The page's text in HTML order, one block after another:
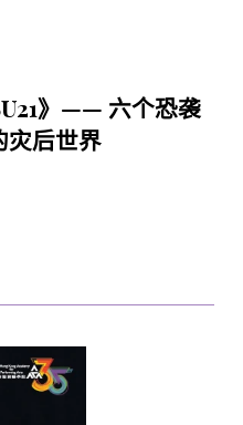
》—— 六个恐袭
灾后世界